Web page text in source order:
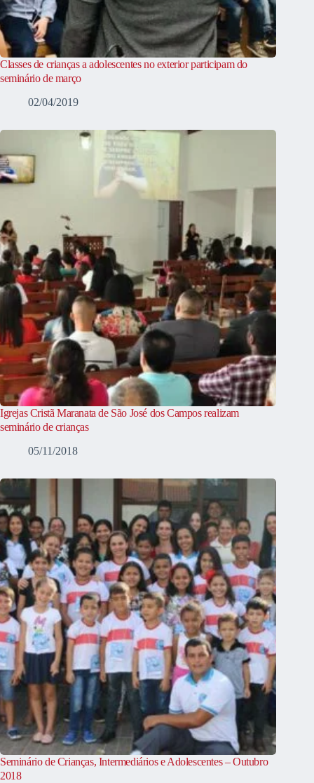
Classes de crianças a adolescentes no exterior participam do
seminário de março
02/04/2019
Igrejas Cristã Maranata de São José dos Campos realizam
seminário de crianças
05/11/2018
Seminário de Crianças, Intermediários e Adolescentes – Outubro
2018